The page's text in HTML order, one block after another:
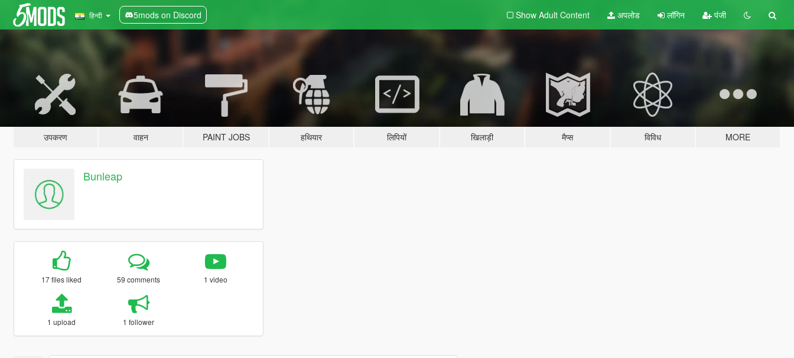
हिन्दी 5mods on Discord Show Adult Content अपलोड लॉगिन पंजी
उपकरण वाहन PAINT JOBS हथियार लिपियों खिलाड़ी मैप्स विविध MORE
Bunleap
17 files liked 59 comments 1 video
1 upload 1 follower